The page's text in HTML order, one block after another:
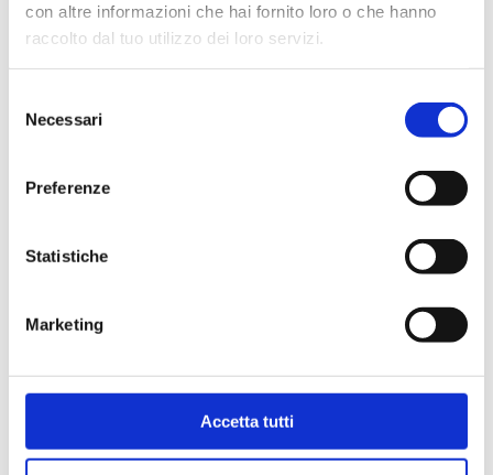
con altre informazioni che hai fornito loro o che hanno
raccolto dal tuo utilizzo dei loro servizi.
delNecessari
Preferenze
Statistiche
Marketing
Accetta tutti
Pression maximum de service: 25 bar
Aller au produit